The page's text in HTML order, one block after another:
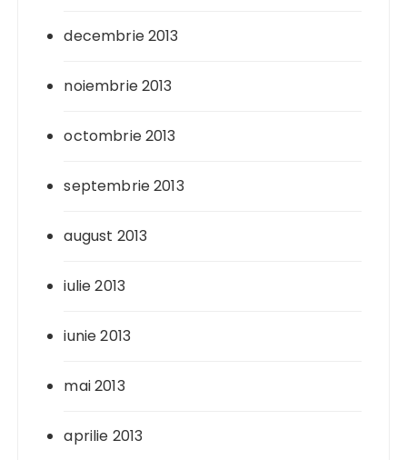
decembrie 2013
noiembrie 2013
octombrie 2013
septembrie 2013
august 2013
iulie 2013
iunie 2013
mai 2013
aprilie 2013